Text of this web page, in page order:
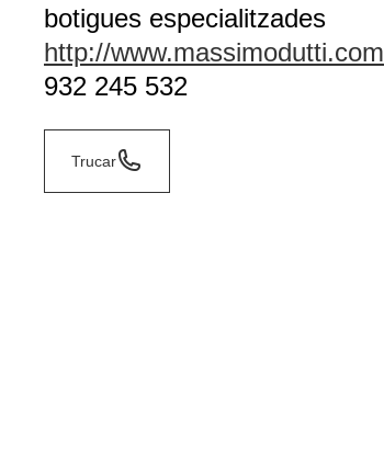
botigues especialitzades
http://www.massimodutti.com
932 245 532
Trucar